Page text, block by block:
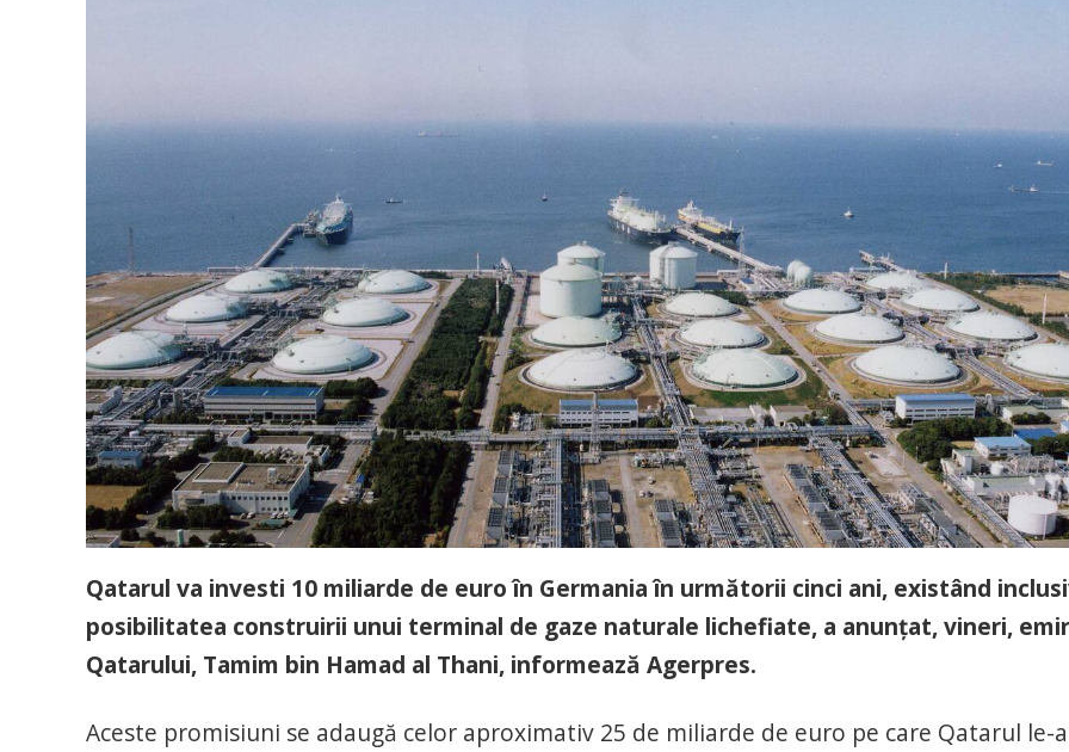
Qatarul va investi 10 miliarde de euro în Germania în următorii cinci ani, existând
posibilitatea construirii unui terminal de gaze naturale lichefiate, a anunţat, vineri,
Qatarului, Tamim bin Hamad al Thani, informează Agerpres.
Aceste promisiuni se adaugă celor aproximativ 25 de miliarde de euro pe care Qatarul le-a